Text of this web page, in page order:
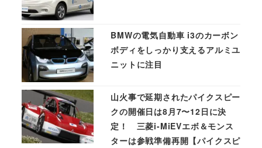
BMWの電気自動車 i3のカーボン
ボディをしっかり支えるアルミユ
ニットに注目
山火事で延期されたパイクスピー
クの開催日は8月7〜12日に決
定！ 三菱i-MiEVエボ＆モンス
ターは参戦準備再開【パイクスピ